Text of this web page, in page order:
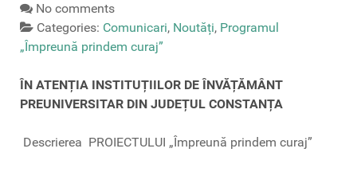
No comments
Categories: Comunicari, Noutăți, Programul
„Împreună prindem curaj”
ÎN ATENȚIA INSTITUȚIILOR DE ÎNVĂȚĂMÂNT
PREUNIVERSITAR DIN JUDEȚUL CONSTANȚA
Descrierea PROIECTULUI „Împreună prindem curaj”